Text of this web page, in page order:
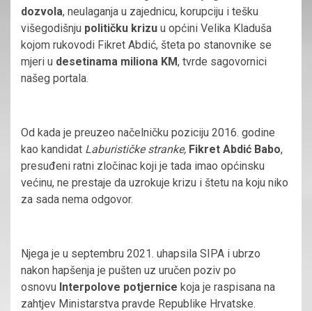
dozvola, neulaganja u zajednicu, korupciju i tešku
višegodišnju političku krizu u općini Velika Kladuša
kojom rukovodi Fikret Abdić, šteta po stanovnike se
mjeri u desetinama miliona KM, tvrde sagovornici
našeg portala.
Od kada je preuzeo načelničku poziciju 2016. godine
kao kandidat Laburističke stranke, Fikret Abdić Babo,
presuđeni ratni zločinac koji je tada imao općinsku
većinu, ne prestaje da uzrokuje krizu i štetu na koju niko
za sada nema odgovor.
Njega je u septembru 2021. uhapsila SIPA i ubrzo
nakon hapšenja je pušten uz uručen poziv po
osnovu Interpolove potjernice koja je raspisana na
zahtjev Ministarstva pravde Republike Hrvatske.